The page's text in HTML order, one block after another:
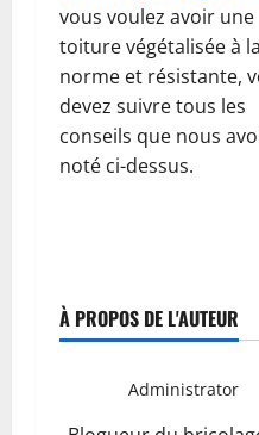
vous voulez avoir une
toiture végétalisée à la
norme et résistante,
devez suivre tous les
conseils que nous
noté ci-dessus.
À PROPOS DE L'AUTEUR
Administrator